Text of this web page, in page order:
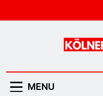
to
MENU